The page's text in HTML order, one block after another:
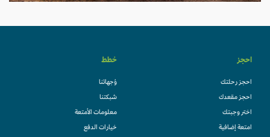
احجز
احجز رحلتك
احجز مقعدك
اختر وجبتك
امتعة إضافية
خطط
وُجهاتنا
شبكتنا
معلومات الأمتعة
خيارات الدفع